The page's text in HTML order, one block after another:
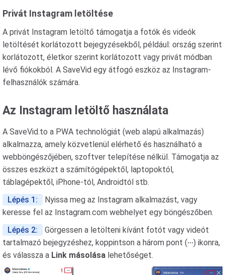
Privát Instagram letöltése
A privát Instagram letöltő támogatja a fotók és videók
letöltését korlátozott bejegyzésekből, például: ország szerint
korlátozott, életkor szerint korlátozott vagy privát módban
lévő fiókokból. A SaveVid egy átfogó eszköz az Instagram-
felhasználók számára.
Az Instagram letöltő használata
A SaveVid.to a PWA technológiát (web alapú alkalmazás)
alkalmazza, amely közvetlenül elérhető és használható a
webböngészőjében, szoftver telepítése nélkül. Támogatja az
összes eszközt a számítógépektől, laptopoktól,
táblagépektől, iPhone-tól, Androidtól stb.
Lépés 1:
Nyissa meg az Instagram alkalmazást, vagy
keresse fel az Instagram.com webhelyet egy böngészőben.
Lépés 2:
Görgessen a letölteni kívánt fotót vagy videót
tartalmazó bejegyzéshez, koppintson a három pont (···) ikonra,
és válassza a Link másolása lehetőséget.